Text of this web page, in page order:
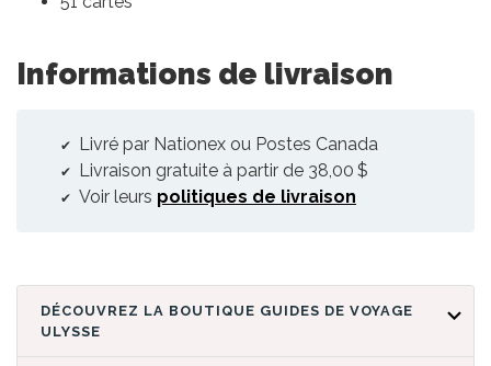
Informations de livraison
Livré par Nationex ou Postes Canada
Livraison gratuite à partir de 38,00 $
Voir leurs politiques de livraison
DÉCOUVREZ LA BOUTIQUE GUIDES DE VOYAGE
ULYSSE